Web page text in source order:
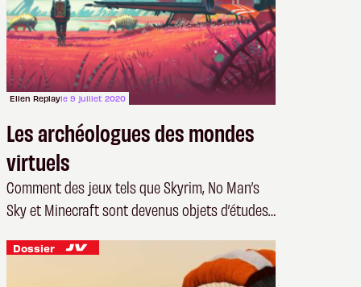
Ellen Replayle 9 juillet 2020
Les archéologues des mondes
virtuels
Comment des jeux tels que Skyrim, No Man’s
Sky et Minecraft sont devenus objets d’études
Dossier